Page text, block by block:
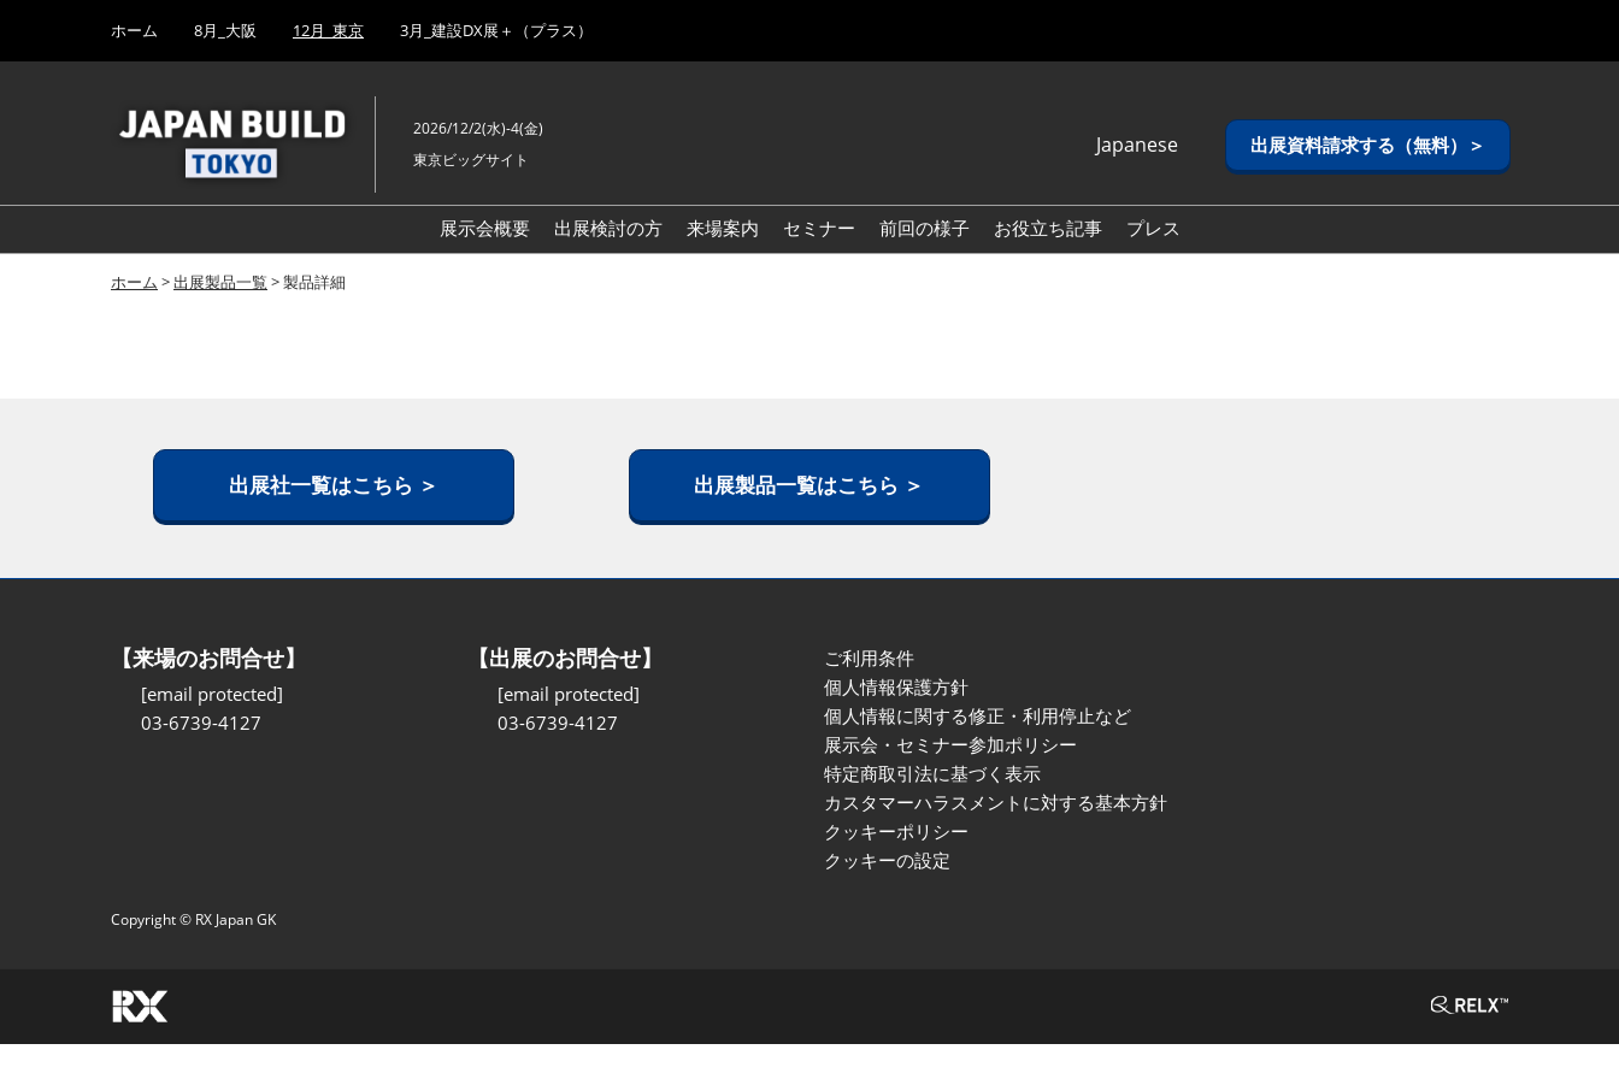
キ
し
to
ホーム 8月_大阪 12月_東京 3月_建設DX展＋（プラス）
2026/12/2(水)-4(金)
東京ビッグサイト
Japanese
English
Korean (Naver
出展資料請求する（無料）＞
展示会概要 出展検討の方 来場案内 セミナー 前回の様子 お役立ち記事 プレス
ホーム >出展製品一覧 > 製品詳細
出展社一覧はこちら ＞ 出展製品一覧はこちら ＞
【来場のお問合せ】
[email protected]
03-6739-4127
【出展のお問合せ】
[email protected]
03-6739-4127
ご利用条件
個人情報保護方針
個人情報に関する修正・利用停止など
展示会・セミナー参加ポリシー
特定商取引法に基づく表示
カスタマーハラスメントに対する基本方針
クッキーポリシー
クッキーの設定
Copyright © RX Japan GK